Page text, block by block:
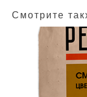
Смотрите